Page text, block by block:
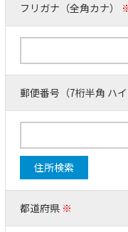
フリガナ（全角カナ）
郵便番号（7桁半角 ハイ
住所検索
都道府県 ※